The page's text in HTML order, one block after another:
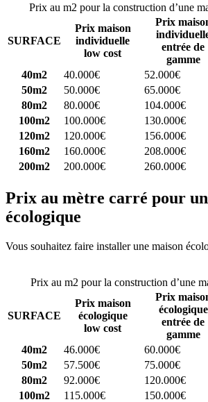
Prix au m2 pour la construction d’une
SURFACE
Prix maison
individuelle
low cost
Prix
entrée de
gamme
40m2
40.000€ 52.000€
50m2
50.000€ 65.000€
80m2
80.000€ 104.000€
100m2
100.000€ 130.000€
120m2
120.000€ 156.000€
160m2
160.000€ 208.000€
200m2
200.000€ 260.000€
Prix au mètre carré pour
écologique
Vous souhaitez faire installer une maison
Prix au m2 pour la construction d’une
SURFACE
Prix maison
écologique
low cost
Prix
écologique
entrée de
gamme
40m2
46.000€ 60.000€
50m2
57.500€ 75.000€
80m2
92.000€ 120.000€
100m2
115.000€ 150.000€